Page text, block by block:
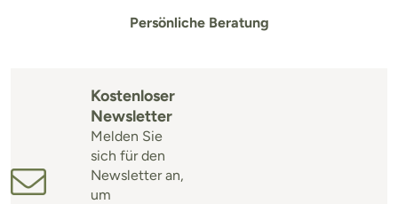
Persönliche Beratung
Kostenloser
Newsletter
Melden Sie
sich für den
Newsletter an,
um